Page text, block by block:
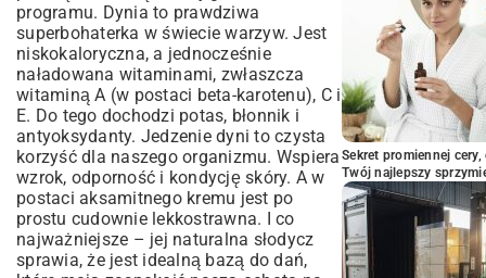
programu. Dynia to prawdziwa
superbohaterka w świecie warzyw. Jest
niskokaloryczna, a jednocześnie
naładowana witaminami, zwłaszcza
witaminą A (w postaci beta-karotenu), C i
E. Do tego dochodzi potas, błonnik i
antyoksydanty. Jedzenie dyni to czysta
korzyść dla naszego organizmu. Wspiera
wzrok, odporność i kondycję skóry. A w
postaci aksamitnego kremu jest po
prostu cudownie lekkostrawna. I co
najważniejsze – jej naturalna słodycz
sprawia, że jest idealną bazą do dań,
Sekret promiennej
Twój najlepszy